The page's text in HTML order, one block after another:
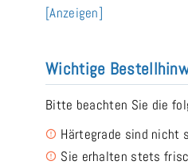
[Anzeigen]
Wichtige
Bitte beachten Sie die
Härtegrade sind nicht
Sie erhalten stets